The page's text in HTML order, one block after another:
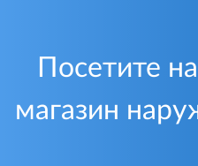
Посетите
магазин